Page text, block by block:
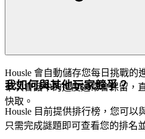
Housle 會自動儲存您每日挑戰的
單次會話中的進度通常會保留，
快取。
我如何與其他玩家競爭？
Housle 目前提供排行榜，您可以
只需完成謎題即可查看您的排名